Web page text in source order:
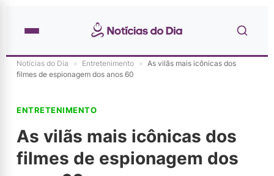
Notícias do Dia » Entretenimento » As vilãs mais icônicas dos
filmes de espionagem dos anos 60
ENTRETENIMENTO
As vilãs mais icônicas dos
filmes de espionagem dos